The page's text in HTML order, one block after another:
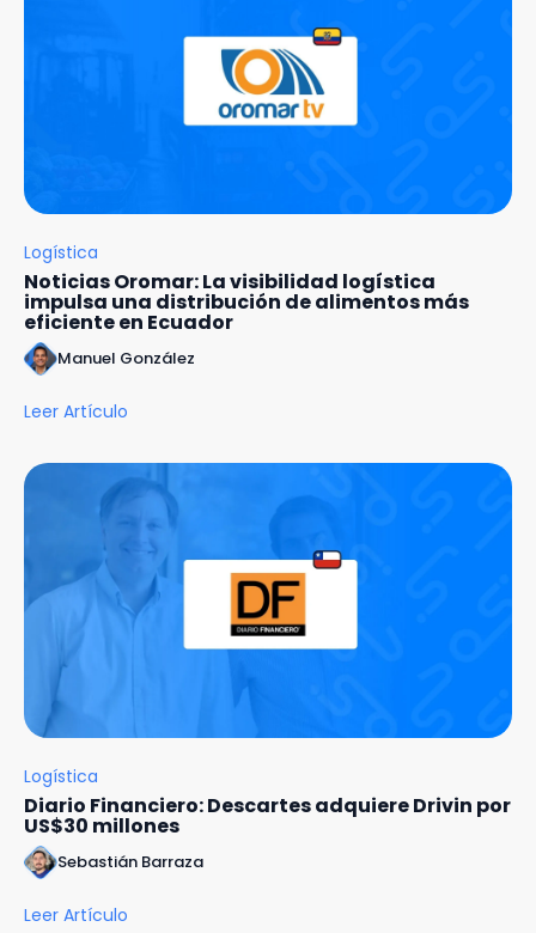
Logística
Noticias Oromar: La visibilidad logística
impulsa una distribución de alimentos más
eficiente en Ecuador
Manuel González
Leer Artículo
Logística
Diario Financiero: Descartes adquiere Drivin por
US$30 millones
Sebastián Barraza
Leer Artículo